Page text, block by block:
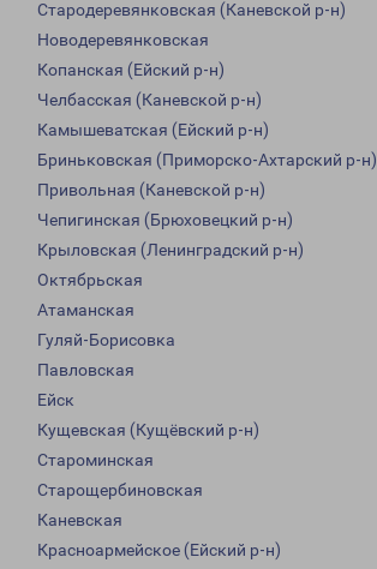
Стародеревянковская (Каневской р-н)
Новодеревянковская
Копанская (Ейский р-н)
Челбасская (Каневской р-н)
Камышеватская (Ейский р-н)
Бриньковская (Приморско-Ахтарский р-н)
Привольная (Каневской р-н)
Чепигинская (Брюховецкий р-н)
Крыловская (Ленинградский р-н)
Октябрьская
Атаманская
Гуляй-Борисовка
Павловская
Ейск
Кущевская (Кущёвский р-н)
Староминская
Старощербиновская
Каневская
Красноармейское (Ейский р-н)